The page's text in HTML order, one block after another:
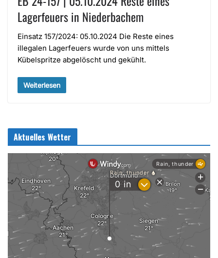
Lagerfeuers in Niederbachem
Einsatz 157/2024: 05.10.2024 Die Reste eines
illegalen Lagerfeuers wurde von uns mittels
Kübelspritze abgelöscht und gekühlt.
Weiterlesen
Aktuelles Wetter